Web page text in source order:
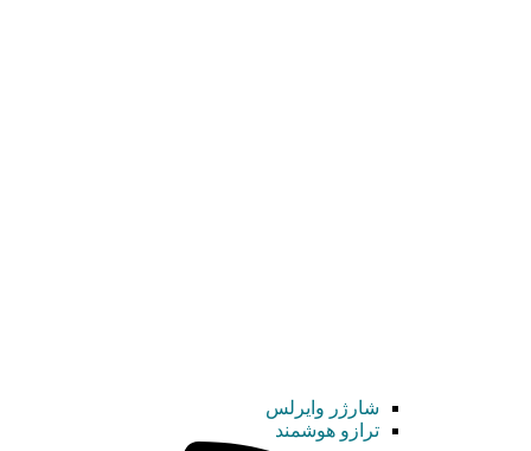
شارژر وایرلس
ترازو هوشمند